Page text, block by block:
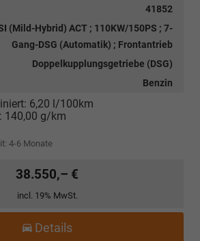
41852
(Mild-Hybrid) ACT ; 110KW/150PS ; 7-
Gang-DSG (Automatik) ; Frontantrieb
Doppelkupplungsgetriebe (DSG)
Benzin
6,20 l/100km
140,00 g/km
4-6 Monate
38.550,– €
incl. 19% MwSt.
Details